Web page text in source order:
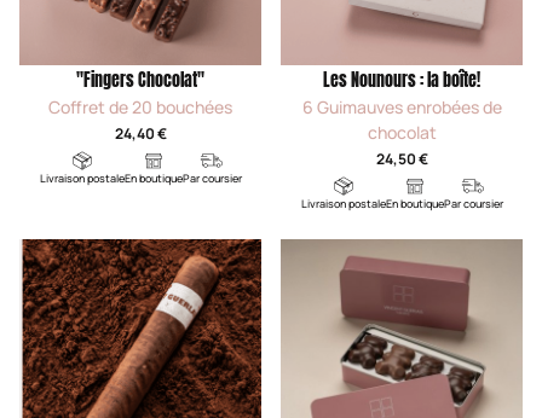
"Fingers Chocolat"
Coffret de 20 bouchées
24,40 €
Livraison postaleEn boutiquePar coursier
Les Nounours : la boîte!
6 Guimauves enrobées de
chocolat
24,50 €
Livraison postaleEn boutiquePar coursier